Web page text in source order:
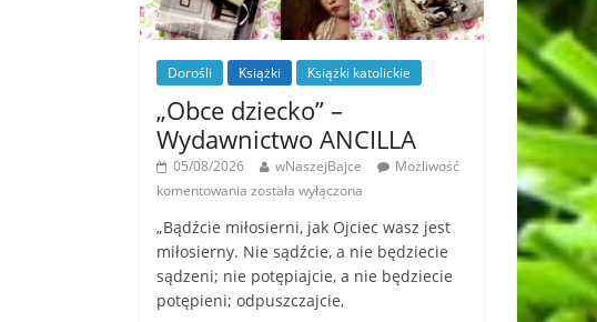
Dorośli Książki Książki katolickie
„Obce dziecko” –
Wydawnictwo ANCILLA
05/08/2026 wNaszejBajce
Możliwość
komentowania została wyłączona
„Bądźcie miłosierni, jak Ojciec wasz jest
miłosierny. Nie sądźcie, a nie będziecie
sądzeni; nie potępiajcie, a nie będziecie
potępieni; odpuszczajcie,